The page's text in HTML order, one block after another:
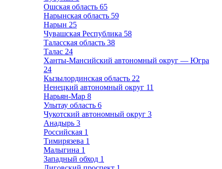
Ошская область 65
Нарынская область 59
Нарын 25
Чувашская Республика 58
Таласская область 38
Талас 24
Ханты-Мансийский автономный округ — Югра
24
Кызылординская область 22
Ненецкий автономный округ 11
Нарьян-Мар 8
Улытау область 6
Чукотский автономный округ 3
Анадырь 3
Российская 1
Тимирязева 1
Малыгина 1
Западный обход 1